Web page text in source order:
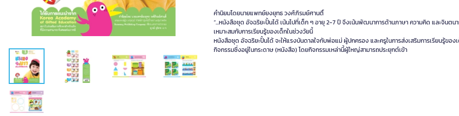
คำนิยมโดยนายแพทย์ยงยุทธ วงศ์ภิรมย์ศานติ์
“...หนังสือชุด อัจฉริยะปั้นได้ เน้นไปที่เด็ก ๆ อายุ 2-7 ปี จึงเน้นพัฒนาการด้านภาษา ความคิด และจินตน
เหมาะสมกับการเรียนรู้ของเด็กในช่วงวัยนี้
หนังสือชุด อัจฉริยะปั้นได้ จะให้แรงบันดาลใจกับพ่อแม่ ผู้ปกครอง และครูในการส่งเสริมการเรียนรู้ของ
กิจกรรมซึ่งอยู่ในกระดาษ (หนังสือ) โดยกิจกรรมเหล่านี้ผู้ใหญ่สามารถประยุกต์เข้า